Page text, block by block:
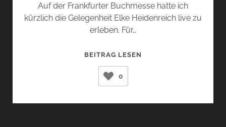
Auf der Frankfurter Buchmesse hatte ich
kürzlich die Gelegenheit Elke Heidenreich live zu
erleben. Für…
BEITRAG LESEN
ICH
0